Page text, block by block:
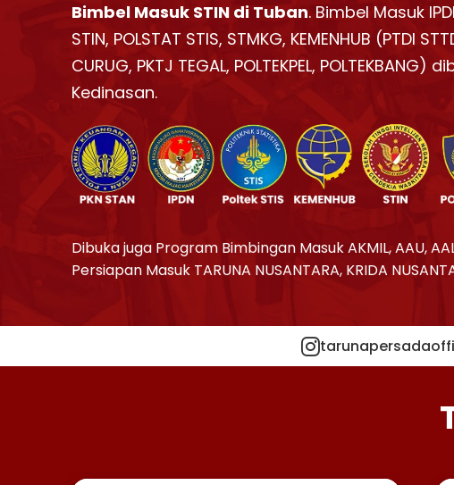
Bimbel Masuk STIN di Tuban. Bimbel Masuk
STIN, POLSTAT STIS, STMKG, KEMENHUB (PTDI
CURUG, PKTJ TEGAL, POLTEKPEL,
Kedinasan.
Dibuka juga Program Bimbingan Masuk AKMIL, AAU,
Persiapan Masuk TARUNA NUSANTARA, KRIDA